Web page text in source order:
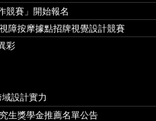
競賽」開始報名
障按摩據點招牌視覺設計競賽
彩
設計實力
生獎學金推薦名單公告